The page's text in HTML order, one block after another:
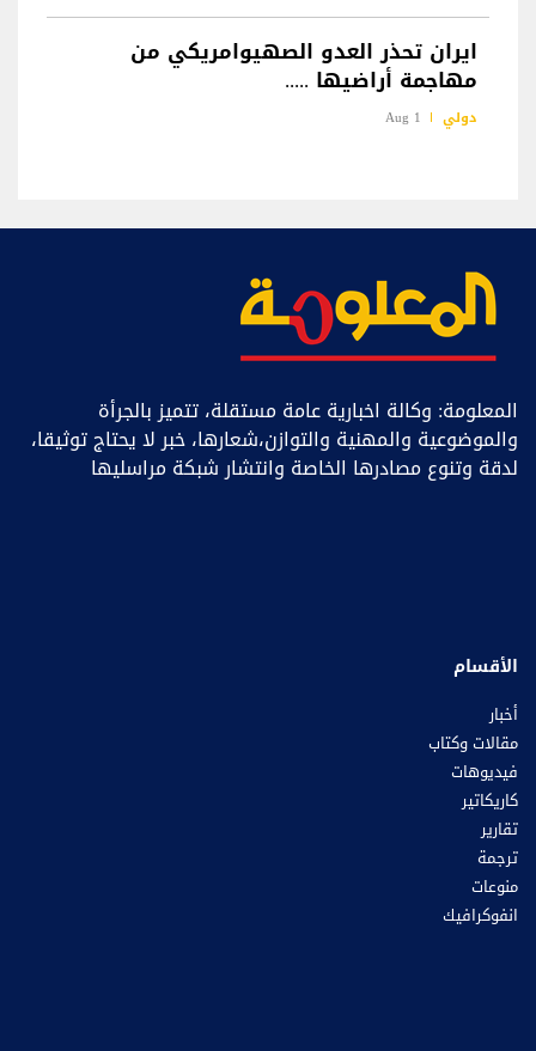
ايران تحذر العدو الصهيوامريكي من
مهاجمة أراضيها .....
دولي 1 Aug
المعلومة: وكالة اخبارية عامة مستقلة، تتميز بالجرأة
والموضوعية والمهنية والتوازن،شعارها، خبر ﻻ يحتاج توثيقا،
لدقة وتنوع مصادرها الخاصة وانتشار شبكة مراسليها
الأقسام
أخبار
مقالات وكتاب
فيديوهات
كاريكاتير
تقارير
ترجمة
منوعات
انفوكرافيك